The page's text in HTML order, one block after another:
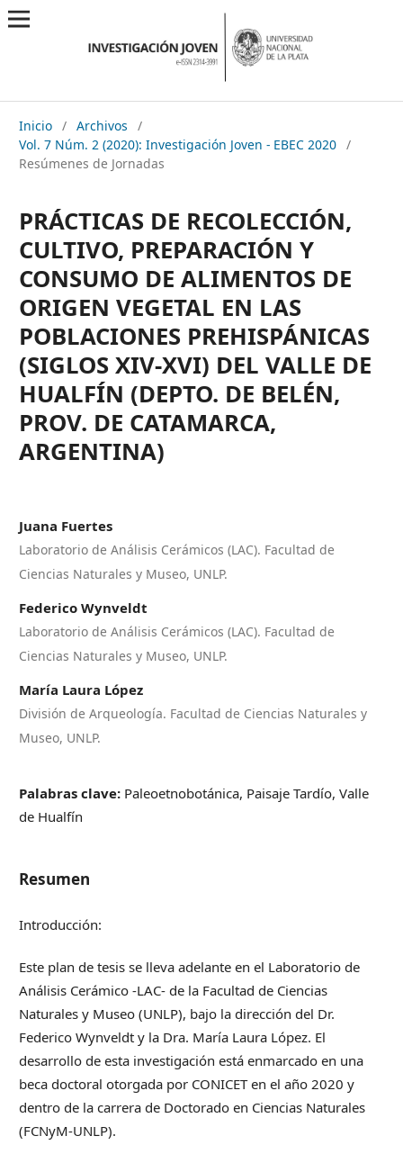
Inicio / Archivos
/
Vol. 7 Núm. 2 (2020): Investigación Joven - EBEC 2020 /
Resúmenes de Jornadas
PRÁCTICAS DE RECOLECCIÓN,
CULTIVO, PREPARACIÓN Y
CONSUMO DE ALIMENTOS DE
ORIGEN VEGETAL EN LAS
POBLACIONES PREHISPÁNICAS
(SIGLOS XIV-XVI) DEL VALLE DE
HUALFÍN (DEPTO. DE BELÉN,
PROV. DE CATAMARCA,
ARGENTINA)
Juana Fuertes
Laboratorio de Análisis Cerámicos (LAC). Facultad de
Ciencias Naturales y Museo, UNLP.
Federico Wynveldt
Laboratorio de Análisis Cerámicos (LAC). Facultad de
Ciencias Naturales y Museo, UNLP.
María Laura López
División de Arqueología. Facultad de Ciencias Naturales y
Museo, UNLP.
Palabras clave: Paleoetnobotánica, Paisaje Tardío, Valle
de Hualfín
Resumen
Introducción:
Este plan de tesis se lleva adelante en el Laboratorio de
Análisis Cerámico -LAC- de la Facultad de Ciencias
Naturales y Museo (UNLP), bajo la dirección del Dr.
Federico Wynveldt y la Dra. María Laura López. El
desarrollo de esta investigación está enmarcado en una
beca doctoral otorgada por CONICET en el año 2020 y
dentro de la carrera de Doctorado en Ciencias Naturales
(FCNyM-UNLP).